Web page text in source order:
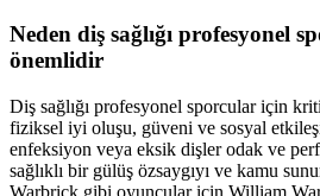
Neden diş sağlığı profesyonel
önemlidir
Diş sağlığı profesyonel sporcular için
fiziksel iyi oluşu, güveni ve sosyal
enfeksiyon veya eksik dişler odak ve
sağlıklı bir gülüş özsaygıyı ve kamu
Warbrick gibi oyuncular için William